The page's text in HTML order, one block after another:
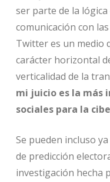
ser parte de la
comunicación con
Twitter es un medio
carácter horizontal
verticalidad de la
mi juicio es la más
sociales para la
Se pueden incluso
de predicción
investigación hecha